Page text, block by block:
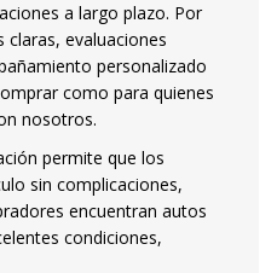
a largo plazo. Por
evaluaciones
personalizado
como para quienes
nosotros.
permite que los
sin complicaciones,
encuentran autos
condiciones,